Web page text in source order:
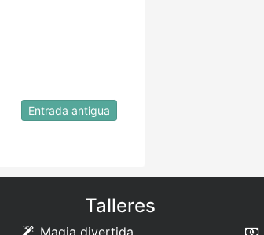
Entrada antigua
Talleres